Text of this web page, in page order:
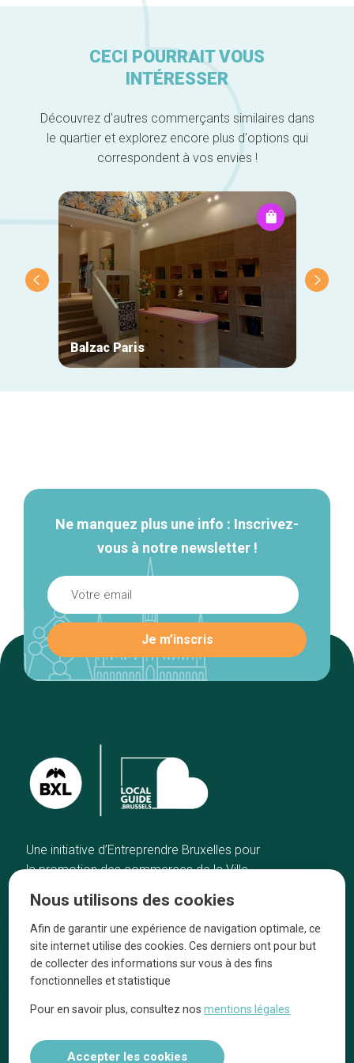
CECI POURRAIT VOUS
INTÉRESSER
Découvrez d'autres commerçants similaires dans
le quartier et explorez encore plus d'options qui
correspondent à vos envies !
Balzac Paris
Ne manquez plus une info : Inscrivez-
vous à notre newsletter !
Une initiative d’Entreprendre Bruxelles pour
la promotion des commerces de la Ville
Accueil
Bonnes adresses
Quartiers
Blog
Tops 10
Artisans
A propos
On parle de nous
Nous utilisons des cookies
Afin de garantir une expérience de navigation optimale, ce
site internet utilise des cookies. Ces derniers ont pour but
de collecter des informations sur vous à des fins
fonctionnelles et statistique
Pour en savoir plus, consultez nosmentions légales
Accepter les cookies